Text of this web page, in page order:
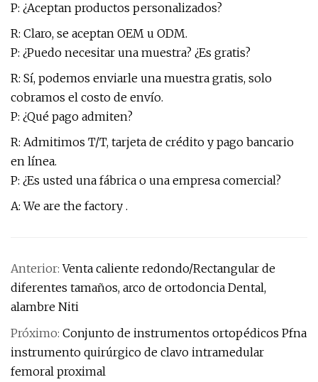
P: ¿Aceptan productos personalizados?
R: Claro, se aceptan OEM u ODM.
P: ¿Puedo necesitar una muestra? ¿Es gratis?
R: Sí, podemos enviarle una muestra gratis, solo
cobramos el costo de envío.
P: ¿Qué pago admiten?
R: Admitimos T/T, tarjeta de crédito y pago bancario
en línea.
P: ¿Es usted una fábrica o una empresa comercial?
A: We are the factory .
Anterior:Venta caliente redondo/Rectangular de
diferentes tamaños, arco de ortodoncia Dental,
alambre Niti
Próximo: Conjunto de instrumentos ortopédicos Pfna
instrumento quirúrgico de clavo intramedular
femoral proximal